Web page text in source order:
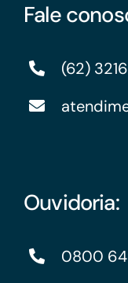
Fale
(62)
Ouvidoria:
0800